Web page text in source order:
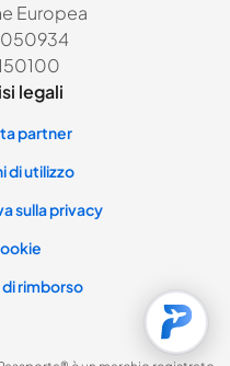
Europea
legali
partner
di utilizzo
sulla privacy
rimborso